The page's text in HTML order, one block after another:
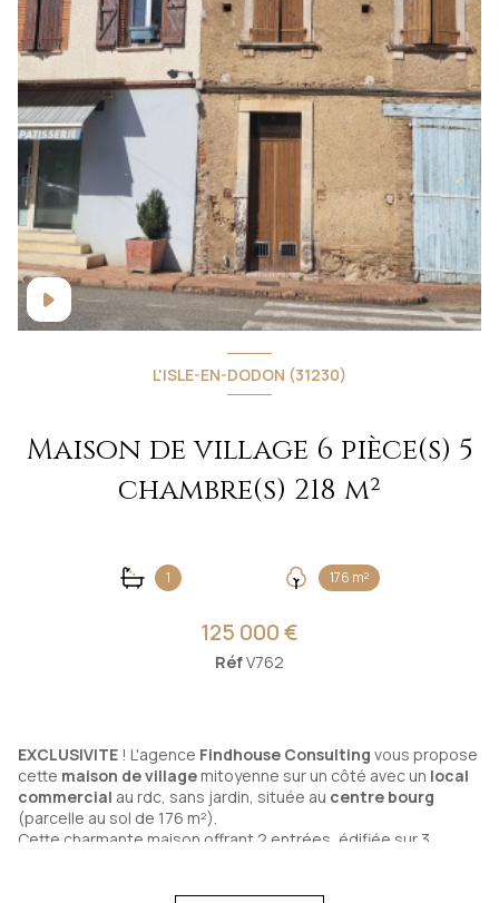
L'ISLE-EN-DODON (31230)
Maison de village 6 pièce(s) 5
chambre(s) 218 m²
1 176 m²
125 000 €
RéfV762
EXCLUSIVITE ! L'agence Findhouse Consulting vous propose
cette maison de village mitoyenne sur un côté avec un local
commercial au rdc, sans jardin, située au centre bourg
(parcelle au sol de 176 m²).
Cette charmante maison offrant 2 entrées, édifiée sur 3